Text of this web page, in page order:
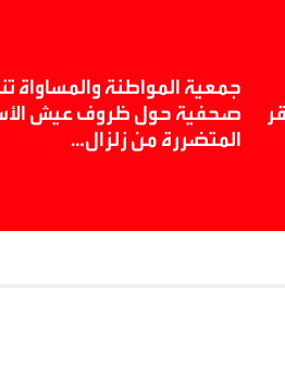
جمعية المواطنة والمساواة
صحفية حول ظروف عيش
المتضررة من زلزال…